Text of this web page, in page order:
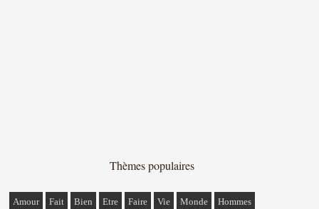
Thèmes populaires
Amour Fait Bien Etre Faire Vie Monde Hommes